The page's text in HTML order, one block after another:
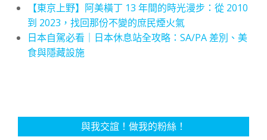
【東京上野】阿美橫丁 13 年間的時光漫步：從 2010
到 2023，找回那份不變的庶民煙火氣
日本自駕必看｜日本休息站全攻略：SA/PA 差別、美
食與隱藏設施
與我交誼！做我的粉絲！